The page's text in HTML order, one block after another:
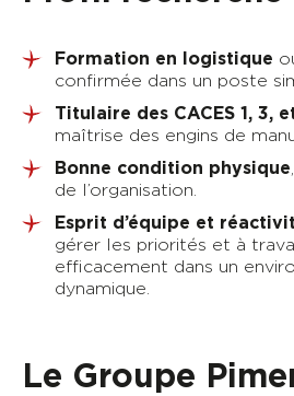
Formation en logistique
confirmée dans un poste
Titulaire des CACES 1, 3,
maîtrise des engins de
Bonne condition physique
de l’organisation.
Esprit d’équipe et
gérer les priorités et à
efficacement dans un
dynamique.
Le Groupe